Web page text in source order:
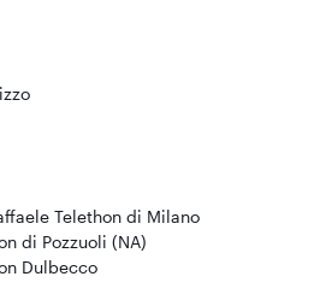
Telethon di Milano
di Pozzuoli (NA)
Dulbecco